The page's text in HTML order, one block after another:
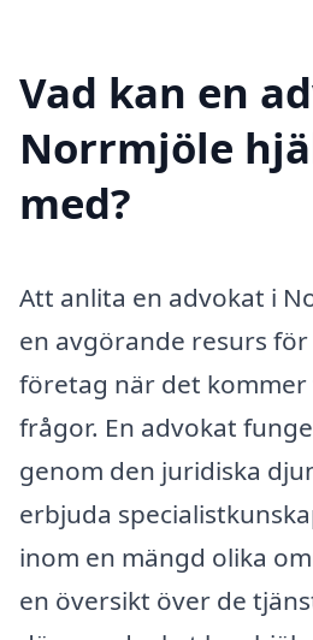
Vad kan en
Norrmjöle
med?
Att anlita en advokat i
en avgörande resurs
företag när det kommer
frågor. En advokat
genom den juridiska
erbjuda
inom en mängd olika
en översikt över de